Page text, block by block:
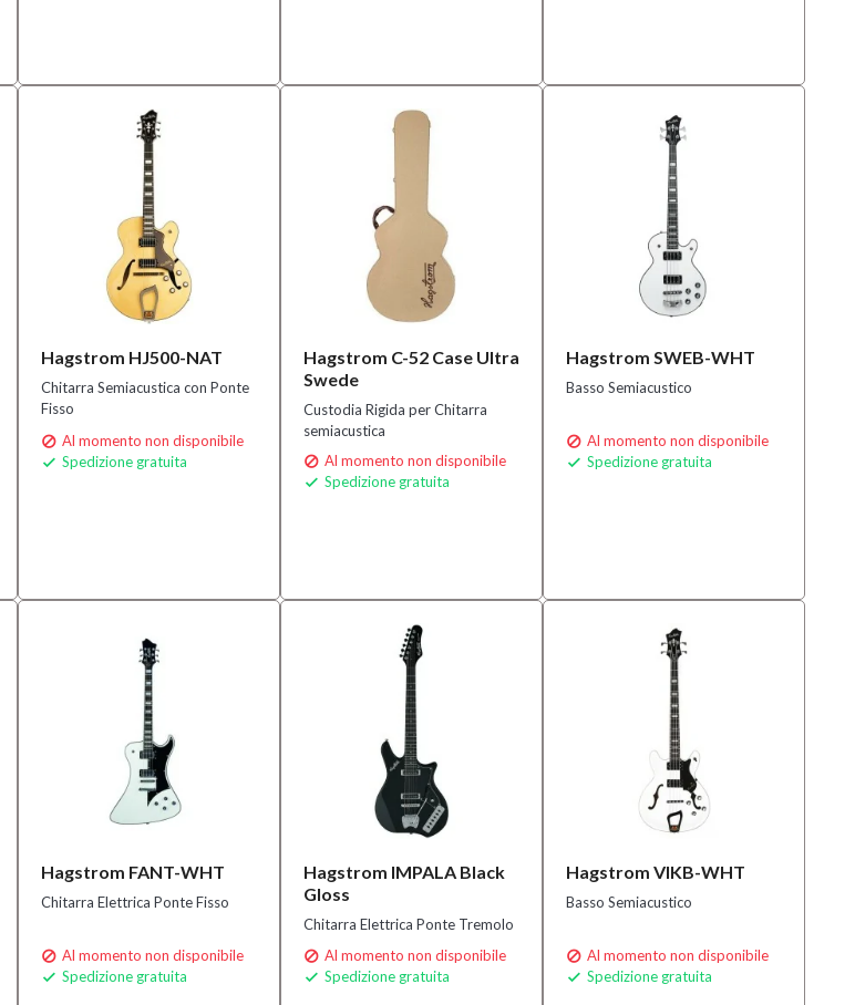
Hagstrom HJ500-NAT
Chitarra Semiacustica con Ponte
Fisso
 Al momento non disponibile
 Spedizione gratuita
Hagstrom C-52 Case Ultra
Swede
Custodia Rigida per Chitarra
semiacustica
 Al momento non disponibile
 Spedizione gratuita
Hagstrom SWEB-WHT
Basso Semiacustico
 Al momento non disponibile
 Spedizione gratuita
Hagstrom FANT-WHT
Chitarra Elettrica Ponte Fisso
 Al momento non disponibile
 Spedizione gratuita
Hagstrom IMPALA Black
Gloss
Chitarra Elettrica Ponte Tremolo
 Al momento non disponibile
 Spedizione gratuita
Hagstrom VIKB-WHT
Basso Semiacustico
 Al momento non disponibile
 Spedizione gratuita